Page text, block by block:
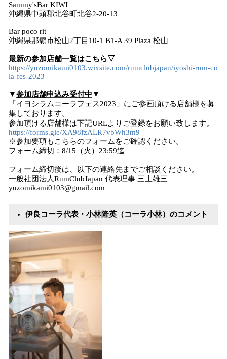
Sammy'sBar KIWI
沖縄県中頭郡北谷町北谷2-20-13
Bar poco rit
沖縄県那覇市松山2丁目10-1 B1-A 39 Plaza 松山
最新の参加店舗一覧はこちら▽
https://yuzomikami0103.wixsite.com/rumclubjapan/iyoshi-rum-co
la-fes-2023
▼参加店舗申込み受付中 ▼
「イヨシラムコーラフェス2023」にご参画頂ける店舗様を募
集しております。
参加頂ける店舗様は下記URLよりご登録をお願い致します。
https://forms.gle/XA98fzALR7vbWh3m9
※参加要項もこちらのフォームをご確認ください。
フォーム締切：8/15（火）23:59迄
フォーム締切後は、以下の連絡先までご相談ください。
一般社団法人RumClubJapan 代表理事 三上雄三
yuzomikami0103@gmail.com
伊良コーラ代表・小林隆英（コーラ小林）のコメント